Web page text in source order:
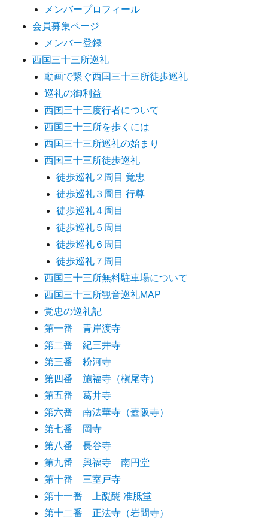
メンバープロフィール
会員募集ページ
メンバー登録
西国三十三所巡礼
動画で繋ぐ西国三十三所徒歩巡礼
巡礼の御利益
西国三十三度行者について
西国三十三所を歩くには
西国三十三所巡礼の始まり
西国三十三所徒歩巡礼
徒歩巡礼２周目 覚忠
徒歩巡礼３周目 行尊
徒歩巡礼４周目
徒歩巡礼５周目
徒歩巡礼６周目
徒歩巡礼７周目
西国三十三所無料駐車場について
西国三十三所観音巡礼MAP
覚忠の巡礼記
第一番 青岸渡寺
第二番 紀三井寺
第三番 粉河寺
第四番 施福寺（槇尾寺）
第五番 葛井寺
第六番 南法華寺（壺阪寺）
第七番 岡寺
第八番 長谷寺
第九番 興福寺 南円堂
第十番 三室戸寺
第十一番 上醍醐 准胝堂
第十二番 正法寺（岩間寺）